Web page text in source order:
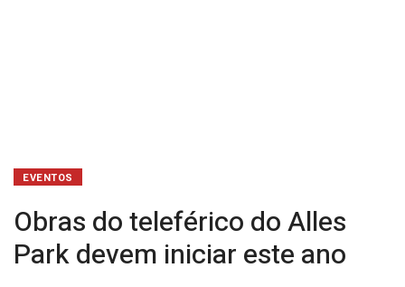
EVENTOS
Obras do teleférico do Alles
Park devem iniciar este ano